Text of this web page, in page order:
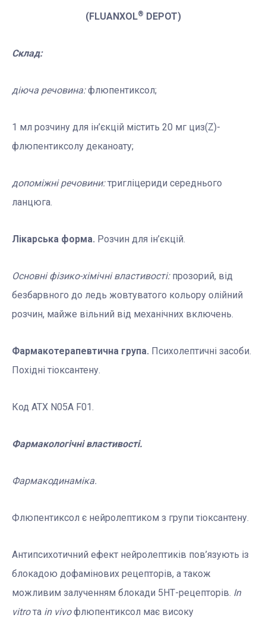
(FLUANXOL® DEPOT)
Склад:
діюча речовина:флюпентиксол;
1 мл розчину для ін’єкцій містить 20 мг циз(Z)-
флюпентиксолу деканоату;
допоміжні речовини:тригліцериди середнього
ланцюга.
Лікарська форма. Розчин для ін’єкцій.
Основні фізико-хімічні властивості:прозорий, від
безбарвного до ледь жовтуватого кольору олійний
розчин, майже вільний від механічних включень.
Фармакотерапевтична група. Психолептичні засоби.
Похідні тіоксантену.
Код АТХ N05A F01.
Фармакологічні властивості.
Фармакодинаміка.
Флюпентиксол є нейролептиком з групи тіоксантену.
Антипсихотичний ефект нейролептиків пов’язують із
блокадою дофамінових рецепторів, а також
можливим залученням блокади 5НТ-рецепторів. In
vitroта in vivoфлюпентиксол має високу